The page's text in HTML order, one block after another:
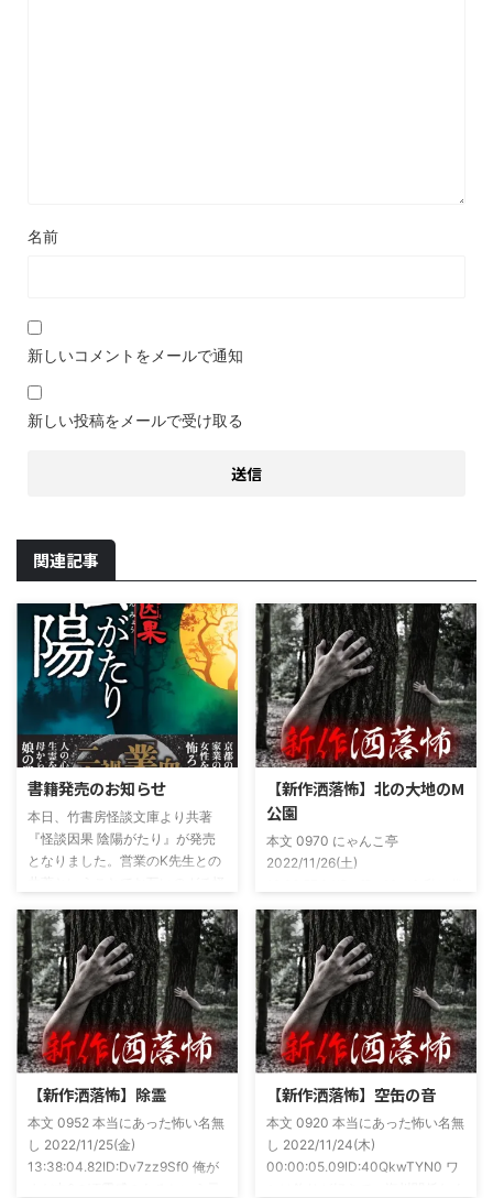
名前
新しいコメントをメールで通知
新しい投稿をメールで受け取る
関連記事
書籍発売のお知らせ
本日、竹書房怪談文庫より共著
『怪談因果 陰陽がたり』が発売
となりました。営業のK先生との
上げましたので内容の濃さ・面白
さは保証します。ぜひともご購入
くださいませ。 書影かっこいい
ですね！帯の煽り文句も最高です
(^^)v購入ページ
https://amzn.to/49NrwuE特設ペ
ージ
54ee5238af1
【新作洒落怖】北の大地のM
公園
本文 0970 にゃんこ亭
2022/11/26(土)
に言うオカルト系な話がまあまあ
好きで、最近占いとかを副業で始
めてた。今はちょっとメンタルの
状況やらで退いたけど実力試しも
かねてSNSでフォロワー相手に占
いとかしていたもんです。実力
は・・・ありがたいことに当たっ
た！ドンピシャ！と嬉しい声もあ
合ったのが大学生のAちゃん。彼
女もオカルト系な話が好きで(そ
もそも仲良くなったのは北の大地
が舞台の金塊を巡る漫画)ちょく
【新作洒落怖】除霊
本文 0952 本当にあった怖い名無
し 2022/11/25(金)
13:38:04.82ID:Dv7zz9Sf0 俺が
【新作洒落怖】空缶の音
本文 0920 本当にあった怖い名無
し 2022/11/24(木)
00:00:05.09ID:40QkwTYN0 ワ